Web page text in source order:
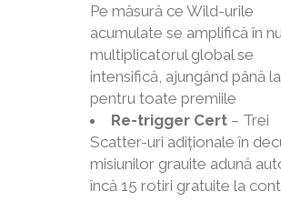
Pe măsură ce Wild-urile
acumulate se amplifică în
multiplicatorul global se
intensifică, ajungând până
pentru toate premiile
Re-trigger Cert – Trei
Scatter-uri adiționale în
misiunilor grauite adună
încă 15 rotiri gratuite la